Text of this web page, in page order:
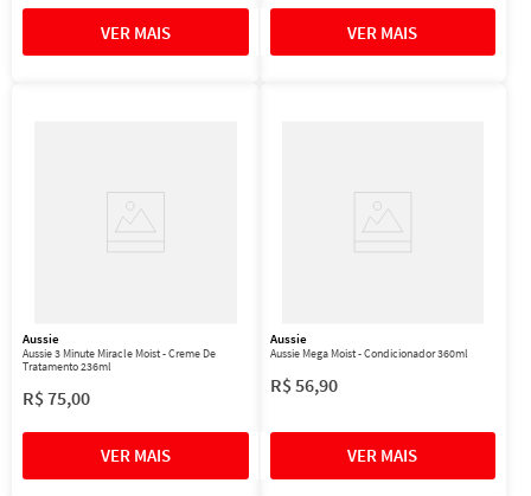
Aussie
Aussie 3 Minute Miracle Moist - Creme De
Tratamento 236ml
R$75,00
Aussie
Aussie Mega Moist - Condicionador 360ml
R$56,90